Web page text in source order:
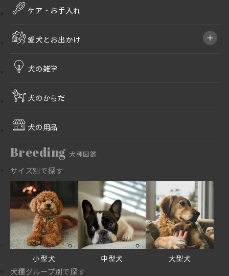
ケア・お手入れ
愛犬とお出かけ
犬の雑学
犬のからだ
犬の用品
Breeding 犬種図鑑
サイズ別で探す
小型犬 中型犬 大型犬
犬種グループ別で探す